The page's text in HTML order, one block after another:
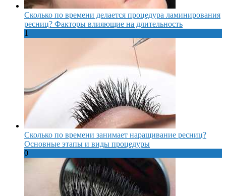
Сколько по времени делается процедура ламинирования
ресниц? Факторы влияющие на длительность
1
Сколько по времени занимает наращивание ресниц?
Основные этапы и виды процедуры
0